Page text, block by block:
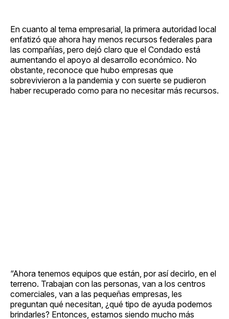
En cuanto al tema empresarial, la primera autoridad local
enfatizó que ahora hay menos recursos federales para
las compañías, pero dejó claro que el Condado está
aumentando el apoyo al desarrollo económico. No
obstante, reconoce que hubo empresas que
sobrevivieron a la pandemia y con suerte se pudieron
haber recuperado como para no necesitar más recursos.
“Ahora tenemos equipos que están, por así decirlo, en el
terreno. Trabajan con las personas, van a los centros
comerciales, van a las pequeñas empresas, les
preguntan qué necesitan, ¿qué tipo de ayuda podemos
brindarles? Entonces, estamos siendo mucho más